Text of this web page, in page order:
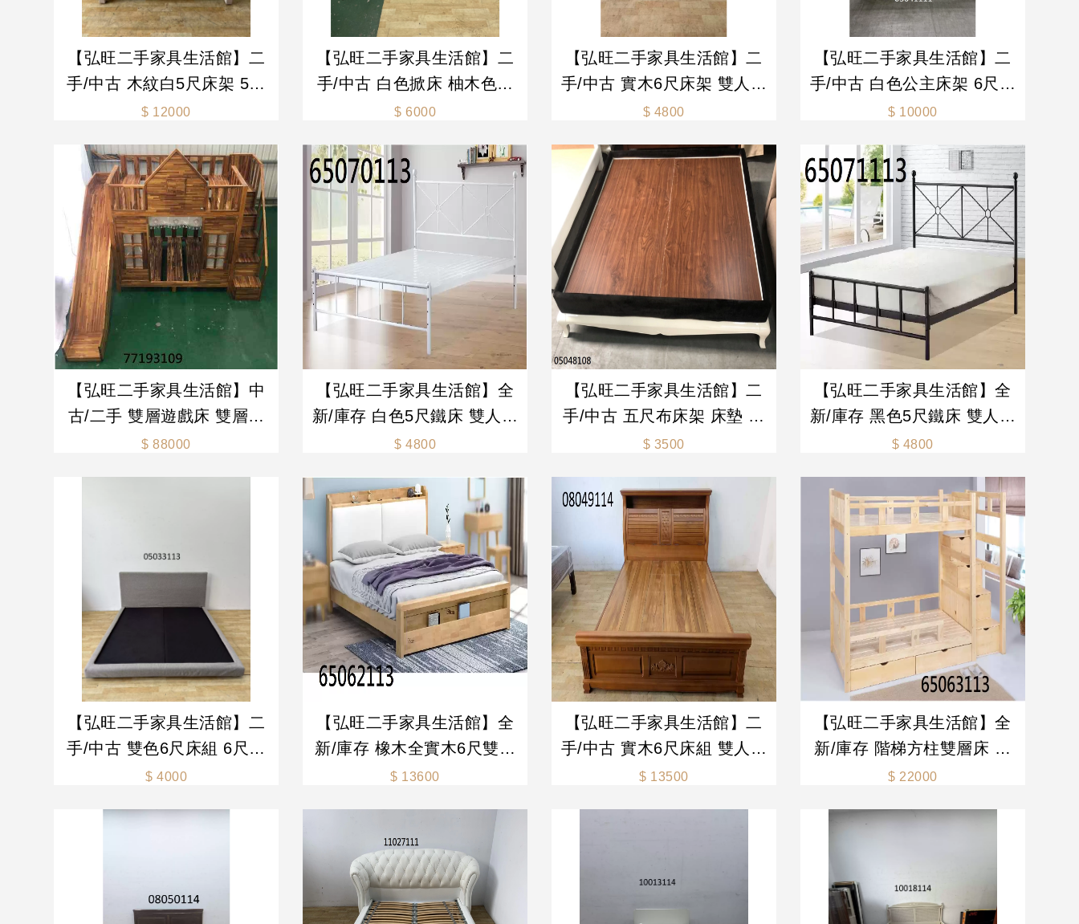
【弘旺二手家具生活館】二
手/中古 木紋白5尺床架 5尺
床架 雙人床組 床架 排骨床
家電買賣
$ 12000
【弘旺二手家具生活館】二
手/中古 白色掀床 柚木色雙
人6尺床架 胡桃床架 雙人床
手
$ 6000
【弘旺二手家具生活館】二
手/中古 實木6尺床架 雙人床
架 6尺床架 組合床組 床架
$ 4800
【弘旺二手家具生活館】二
手/中古 白色公主床架 6尺床
組 雙人加大床架 白色床組 -
買賣
$ 10000
【弘旺二手家具生活館】中
古/二手 雙層遊戲床 雙層床
多功能雙層遊戲床 遊戲床 -
$ 88000
【弘旺二手家具生活館】全
新/庫存 白色5尺鐵床 雙人床
底 鐵床 床底 床組-各式新舊/
$ 4800
【弘旺二手家具生活館】二
手/中古 五尺布床架 床墊 床
頭箱 床頭櫃 床邊桌 床尾凳 -
買賣
$ 3500
【弘旺二手家具生活館】全
新/庫存 黑色5尺鐵床 雙人床
底 床底 鐵床 5尺床組-各式
$ 4800
【弘旺二手家具生活館】二
手/中古 雙色6尺床組 6尺床
架 雙人加大床架 床組 二手
$ 4000
【弘旺二手家具生活館】全
新/庫存 橡木全實木6尺雙人
床 柚木色雙人6尺床架 胡桃
$ 13600
【弘旺二手家具生活館】二
手/中古 實木6尺床組 雙人床
架 6尺床架 組合床組 床架
$ 13500
【弘旺二手家具生活館】全
新/庫存 階梯方柱雙層床 雙
買賣
$ 22000